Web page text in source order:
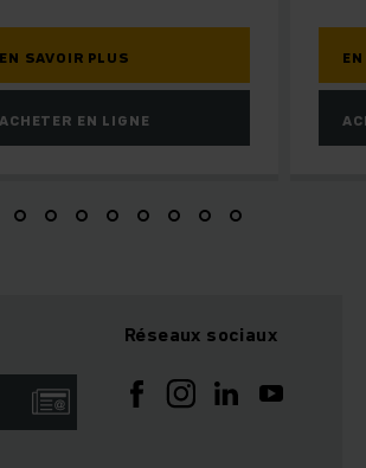
EN SAVOIR PLUS
ACHETER EN LIGNE
Réseaux sociaux